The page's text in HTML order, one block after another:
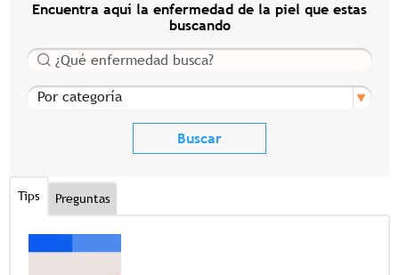
Encuentra aquí la enfermedad de la piel que estas
buscando
Buscar
Por categoría
Tips Preguntas